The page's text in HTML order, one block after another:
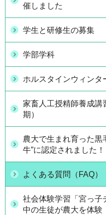
催しました
学生と研修生の募集
学部学科
ホルスタインウィンタ
家畜人工授精師養成講
期）
農大で生まれ育った黒
牛”に認定されました！
よくある質問（FAQ）
社会体験学習「宮っ子
中の生徒が農大を体験